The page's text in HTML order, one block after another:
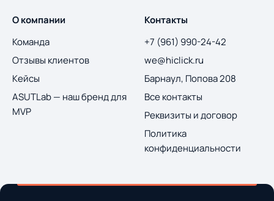
О компании
Команда
Отзывы клиентов
Кейсы
ASUTLab — наш бренд для
MVP
Контакты
+7 (961) 990-24-42
we@hiclick.ru
Барнаул, Попова 208
Все контакты
Реквизиты и договор
Политика
конфиденциальности